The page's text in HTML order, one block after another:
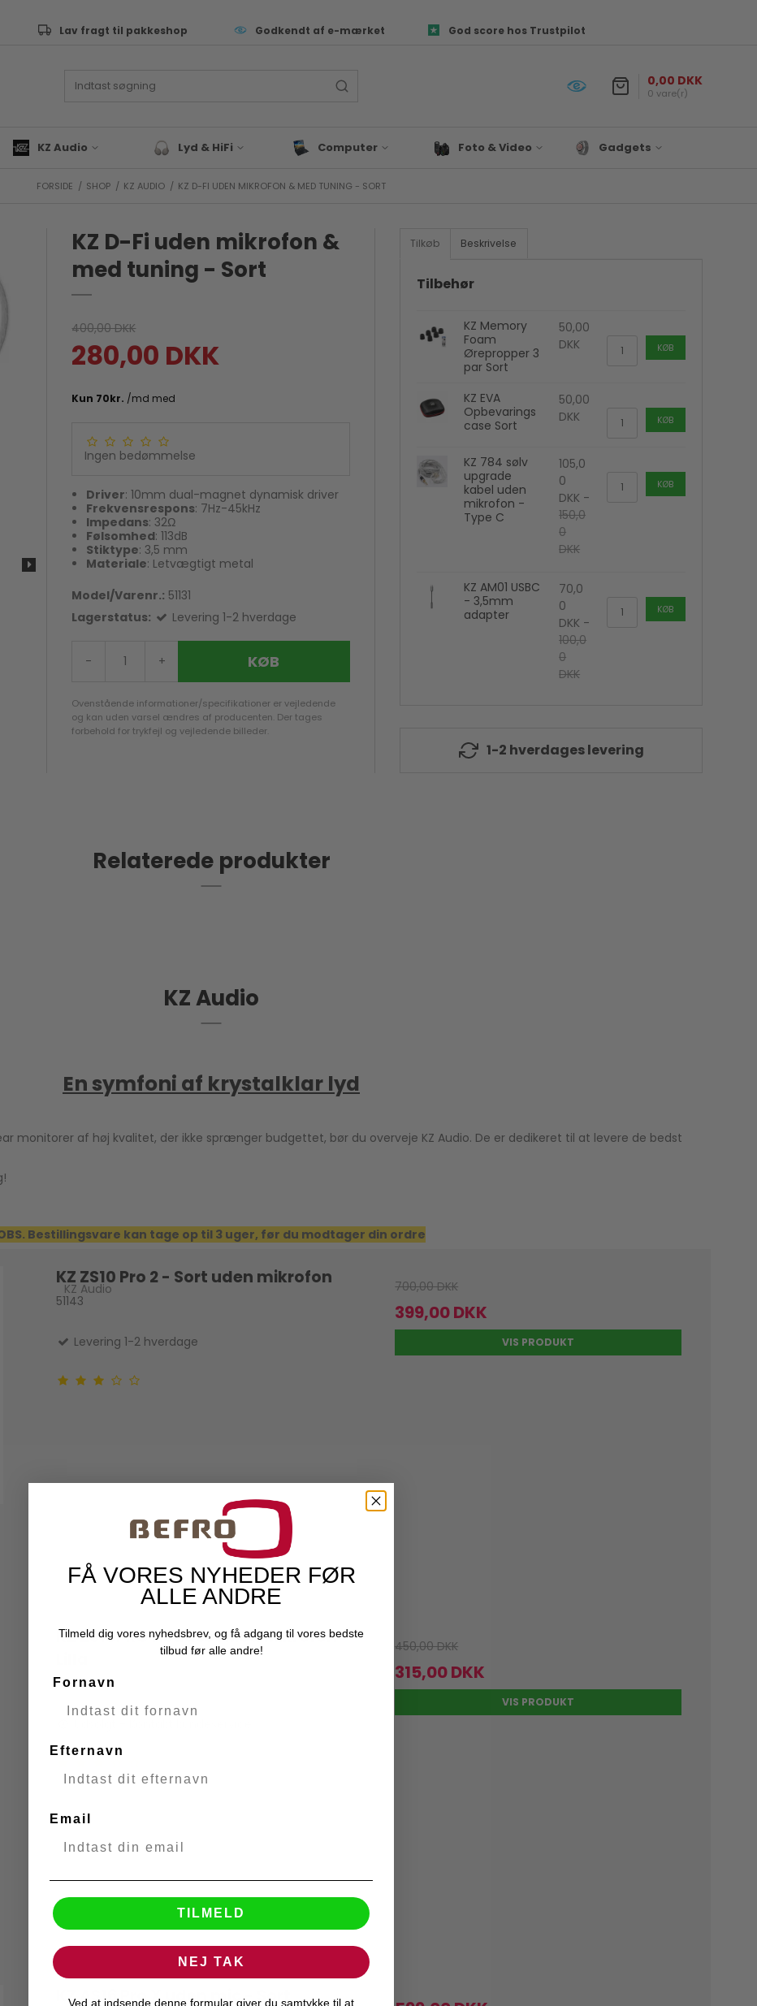
Lav fragt til pakkeshop Godkendt af e-mærket God score hos Trustpilot
0,00 DKK
0 vare(r)
KZ Audio
Live Performance
Keyboard & synth
ALLROUND & VALUE
KZ Audio tilbehør
Lyd & HiFi
Lyd & Hifi tilbehør
Hovedtelefoner
Computer
Tasker
Computer Tilbehør
Foto & Video
Fototasker
Hukommelseskort
Kamerastativ
Mikrofon
Kamera flash
Polaroid Kamera
Gadgets
Denver
FORSIDE / SHOP / KZ AUDIO / KZ D-FI UDEN MIKROFON & MED TUNING - SORT
KZ D-Fi uden mikrofon &
med tuning - Sort
400,00 DKK
280,00 DKK
Ingen bedømmelse
Driver: 10mm dual-magnet dynamisk driver
Frekvensrespons: 7Hz-45kHz
Impedans: 32Ω
Følsomhed: 113dB
Stiktype: 3,5 mm
Materiale: Letvægtigt metal
Model/Varenr.: 51131
Lagerstatus:
Levering 1-2 hverdage
- + KØB
Ovenstående informationer/specifikationer er vejledende
og kan uden varsel ændres af producenten. Der tages
forbehold for trykfejl og vejledende billeder.
Tilkøb Beskrivelse
Tilbehør
KZ Memory
Foam
Ørepropper 3
par Sort
50,00
DKK
KØB
KZ EVA
Opbevarings
case Sort
50,00
DKK
KØB
KZ 784 sølv
upgrade
kabel uden
mikrofon -
Type C
105,0
0
DKK -
150,0
0
DKK
KØB
KZ AM01 USBC
- 3,5mm
adapter
70,0
0
DKK -
100,0
0
DKK
KØB
1-2 hverdages levering
Relaterede produkter
KZ Audio
En symfoni af krystalklar lyd
monitorer af høj kvalitet, der ikke sprænger budgettet, bør du overveje KZ Audio. De er dedikeret til at levere de bedst
Bestillingsvare kan tage op til 3 uger, før du modtager din ordre
KZ ZS10 Pro 2 - Sort uden mikrofon
KZ Audio
51143
Levering 1-2 hverdage
700,00 DKK
399,00 DKK
VIS PRODUKT
KZ ZS10PRO Headset Med Mikrofon
49765
450,00 DKK
315,00 DKK
VIS PRODUKT
KZ AS16 Pro X uden mic - Sort
FÅ VORES NYHEDER FØR
ALLE ANDRE
Tilmeld dig vores nyhedsbrev, og få adgang til vores bedste
tilbud før alle andre!
Fornavn
Efternavn
Email
TILMELD
NEJ TAK
Ved at indsende denne formular giver du samtykke til at